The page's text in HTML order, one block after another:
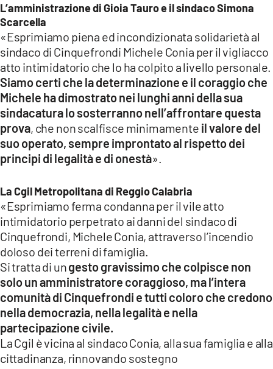
L’amministrazione di Gioia Tauro e il sindaco Simona
Scarcella
«Esprimiamo piena ed incondizionata solidarietà al
sindaco di Cinquefrondi Michele Conia per il vigliacco
atto intimidatorio che lo ha colpito a livello personale.
Siamo certi che la determinazione e il coraggio che
Michele ha dimostrato nei lunghi anni della sua
sindacatura lo sosterranno nell’affrontare questa
prova, che non scalfisce minimamente il valore del
suo operato, sempre improntato al rispetto dei
principi di legalità e di onestà».
La Cgil Metropolitana di Reggio Calabria
«Esprimiamo ferma condanna per il vile atto
intimidatorio perpetrato ai danni del sindaco di
Cinquefrondi, Michele Conia, attraverso l’incendio
doloso dei terreni di famiglia.
Si tratta di ungesto gravissimo che colpisce non
solo un amministratore coraggioso, ma l’intera
comunità di Cinquefrondi e tutti coloro che credono
nella democrazia, nella legalità e nella
partecipazione civile.
La Cgil è vicina al sindaco Conia, alla sua famiglia e alla
cittadinanza, rinnovando sostegno